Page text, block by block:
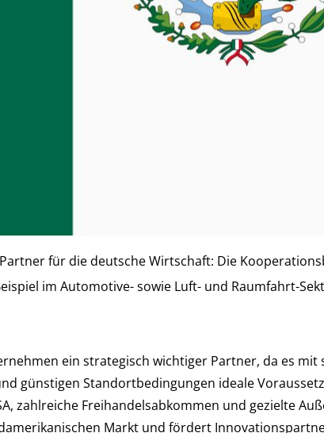
für die deutsche Wirtschaft: Die
im Automotive- sowie Luft- und Raumfahrt-
ein strategisch wichtiger Partner, da es
günstigen Standortbedingungen ideale
zahlreiche Freihandelsabkommen und gezielte
Markt und fördert